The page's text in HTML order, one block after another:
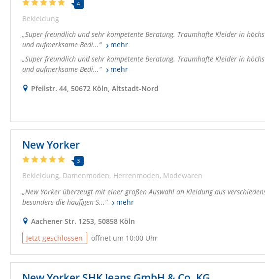
4
Bekleidung
Super freundlich und sehr kompetente Beratung. Traumhafte Kleider in
und aufmerksame Bedi...
mehr
Super freundlich und sehr kompetente Beratung. Traumhafte Kleider in
und aufmerksame Bedi...
mehr
Pfeilstr. 44, 50672 Köln, Altstadt-Nord
New Yorker
3
Bekleidung Damenmoden Herrenmoden Modewaren
New Yorker überzeugt mit einer großen Auswahl an Kleidung aus
besonders die häufigen S...
mehr
Aachener Str. 1253, 50858 Köln
Jetzt geschlossen
öffnet um 10:00 Uhr